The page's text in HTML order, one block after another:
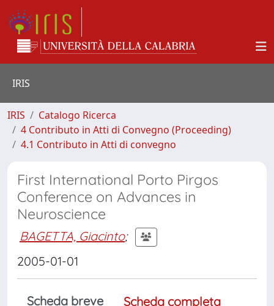
IRIS
IRIS
Catalogo Ricerca
4 Contributo in Atti di Convegno (Proceeding)
4.1 Contributo in Atti di convegno
First International Porto Pirgos
Conference on Advances in
Neuroscience
BAGETTA, Giacinto;
2005-01-01
Scheda breve
Scheda completa